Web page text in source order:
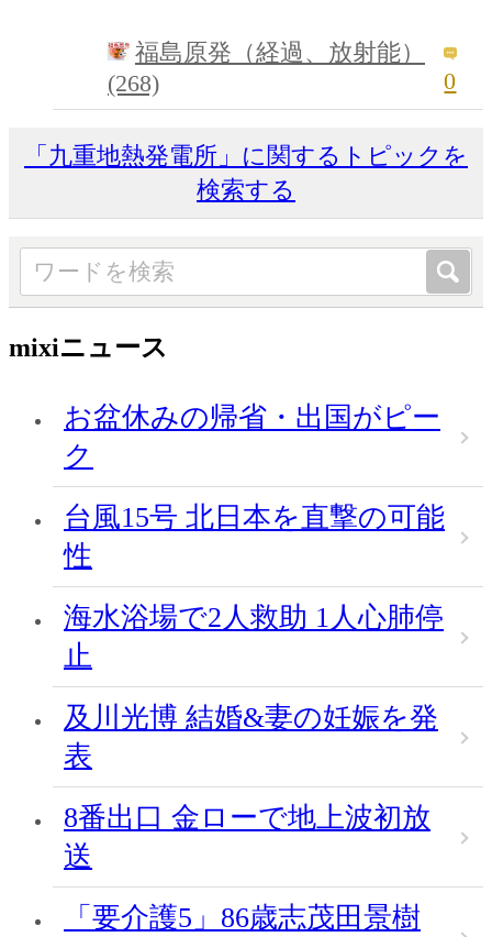
福島原発（経過、放射能）
(268)
0
「九重地熱発電所」に関するトピックを
検索する
mixiニュース
お盆休みの帰省・出国がピー
ク
台風15号 北日本を直撃の可能
性
海水浴場で2人救助 1人心肺停
止
及川光博 結婚&妻の妊娠を発
表
8番出口 金ローで地上波初放
送
「要介護5」86歳志茂田景樹